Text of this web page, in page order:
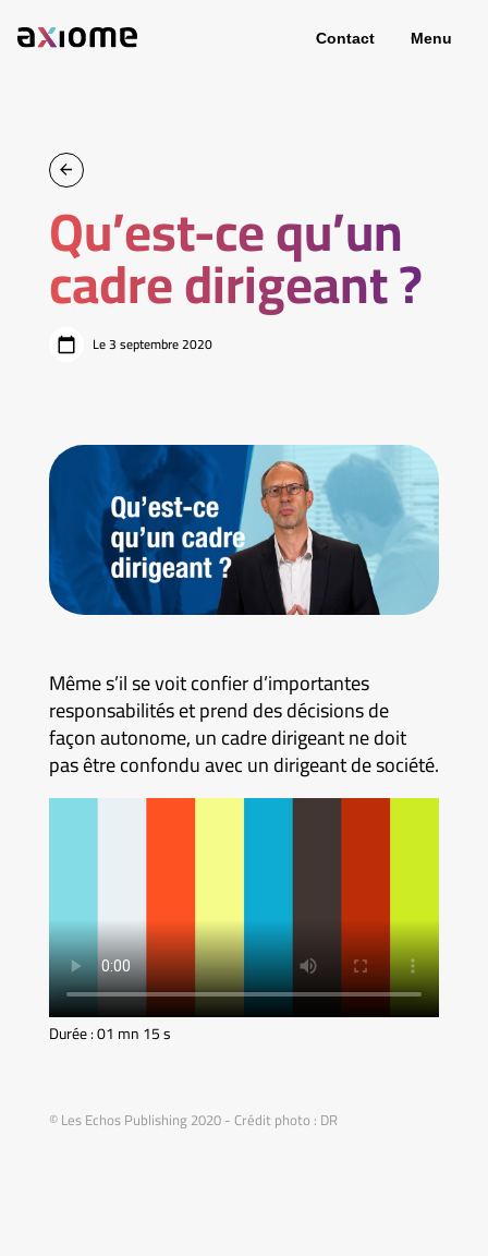
Contact Menu
Qu’est-ce qu’un
cadre dirigeant ?
Le 3 septembre 2020
Même s’il se voit confier d’importantes
responsabilités et prend des décisions de
façon autonome, un cadre dirigeant ne doit
pas être confondu avec un dirigeant de société.
Durée : 01 mn 15 s
© Les Echos Publishing 2020 - Crédit photo : DR